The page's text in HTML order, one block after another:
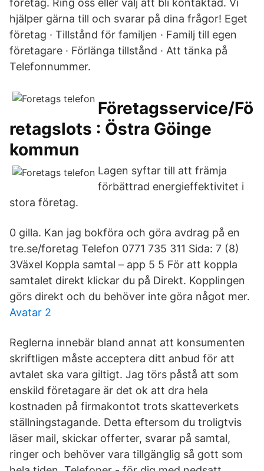
företag. Ring oss eller välj att bli kontaktad. Vi
hjälper gärna till och svarar på dina frågor! Eget
företag · Tillstånd för familjen · Familj till egen
företagare · Förlänga tillstånd · Att tänka på
Telefonnummer.
Företagsservice/Fö
retagslots : Östra Göinge
kommun
Lagen syftar till att främja
förbättrad energieffektivitet i
stora företag.
0 gilla. Kan jag bokföra och göra avdrag på en
tre.se/foretag Telefon 0771 735 311 Sida: 7 (8)
3Växel Koppla samtal – app 5 5 För att koppla
samtalet direkt klickar du på Direkt. Kopplingen
görs direkt och du behöver inte göra något mer.
Avatar 2
Reglerna innebär bland annat att konsumenten
skriftligen måste acceptera ditt anbud för att
avtalet ska vara giltigt. Jag törs påstå att som
enskild företagare är det ok att dra hela
kostnaden på firmakontot trots skatteverkets
ställningstagande. Detta eftersom du troligtvis
läser mail, skickar offerter, svarar på samtal,
ringer och behöver vara tillgänglig så gott som